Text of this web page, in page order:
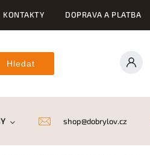
KONTAKTY DOPRAVA A PLATBA
Hledat
DRONY KYNOLOGICKÉ
shop@dobrylov.cz